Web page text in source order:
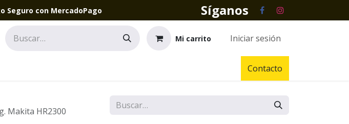
Seguro con MercadoPago Síganos
Mi carrito Iniciar sesión
Contacto
Makita HR2300